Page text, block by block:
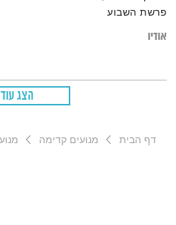
פרשת השבוע
אודיו
הצג עוד
דף הבית מנועים קדימה